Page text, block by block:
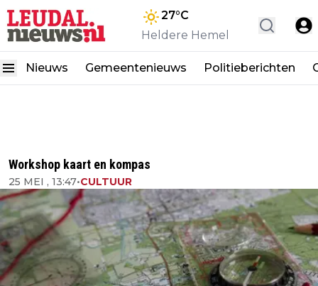
27°C
Heldere Hemel
Nieuws Gemeentenieuws Politieberichten
Workshop kaart en kompas
25 MEI , 13:47•CULTUUR